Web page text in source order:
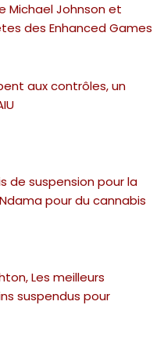
Michael Johnson et
des Enhanced Games
aux contrôles, un
de suspension pour la
pour du cannabis
Les meilleurs
suspendus pour